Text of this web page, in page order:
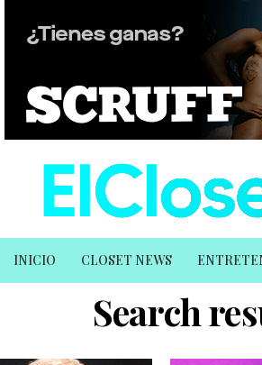
INICIO CLOSET NEWS
Search